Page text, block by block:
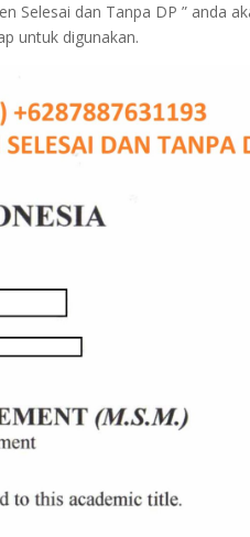
Selesai dan Tanpa DP ” anda
untuk digunakan.